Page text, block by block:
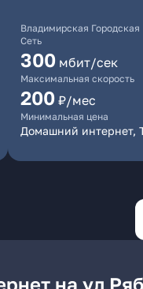
Владимирская Городская
Сеть
300 мбит/сек
Максимальная скорость
200 ₽/мес
Минимальная цена
Домашний интернет,
на ул